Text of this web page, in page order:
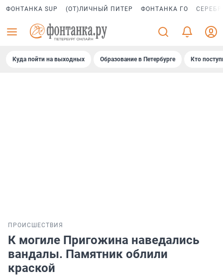
ФОНТАНКА SUP (ОТ)ЛИЧНЫЙ ПИТЕР ФОНТАНКА ГО
Куда пойти на выходных Образование в Петербурге Кто
ПРОИСШЕСТВИЯ
К могиле Пригожина наведались
вандалы. Памятник облили
краской